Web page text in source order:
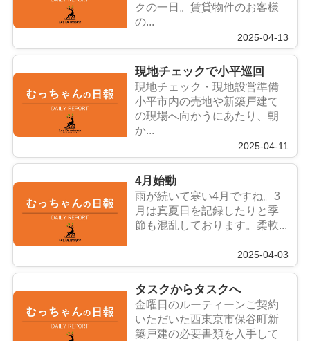
クの一日。賃貸物件のお客様
の...
2025-04-13
現地チェックで小平巡回
現地チェック・現地設営準備
小平市内の売地や新築戸建て
の現場へ向かうにあたり、朝
か...
2025-04-11
4月始動
雨が続いて寒い4月ですね。3
月は真夏日を記録したりと季
節も混乱しております。柔軟...
2025-04-03
タスクからタスクへ
金曜日のルーティーンご契約
いただいた西東京市保谷町新
築戸建の必要書類を入手して